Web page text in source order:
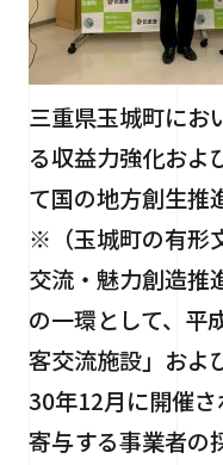
三重県玉城町にお
る収益力強化およ
て国の地方創生推
※（玉城町の有形
交流・魅力創造推
の一環として、平
客交流施設」およ
30年12月に開催
寄与する事業者の